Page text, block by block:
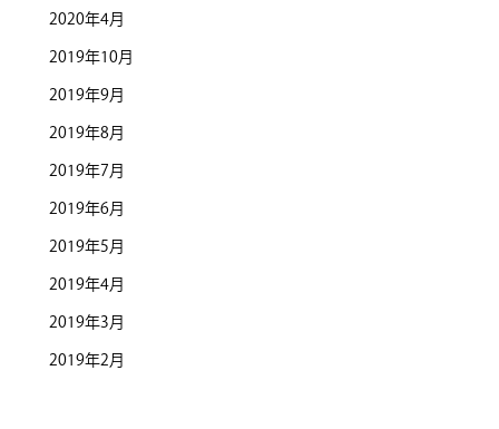
2020年4月
2019年10月
2019年9月
2019年8月
2019年7月
2019年6月
2019年5月
2019年4月
2019年3月
2019年2月